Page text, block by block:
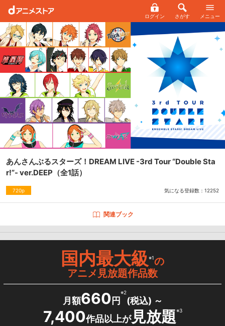
ログイン さがす メニュー
あんさんぶるスターズ！DREAM LIVE -3rd Tour “Double Sta
r!”- ver.DEEP （全1話）
720p 気になる登録数： 12252
関連ブック
国内最大級※1の
アニメ見放題作品数
月額660 円
※2
(税込) ～
7,400作品以上が見放題※3